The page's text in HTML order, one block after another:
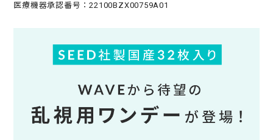
医療機器承認番号：22100BZX00759A01